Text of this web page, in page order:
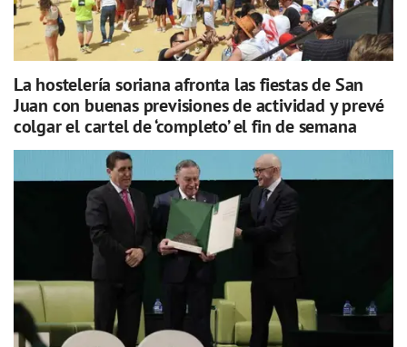
La hostelería soriana afronta las fiestas de San
Juan con buenas previsiones de actividad y prevé
colgar el cartel de ‘completo’ el fin de semana